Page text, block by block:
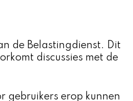
de Belastingdienst. Dit
discussies met de
gebruikers erop kunnen